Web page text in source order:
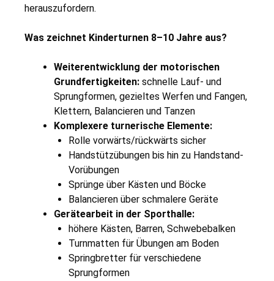
herauszufordern.
Was zeichnet Kinderturnen 8–10 Jahre aus?
Weiterentwicklung der motorischen
Grundfertigkeiten: schnelle Lauf- und
Sprungformen, gezieltes Werfen und Fangen,
Klettern, Balancieren und Tanzen
Komplexere turnerische Elemente:
Rolle vorwärts/rückwärts sicher
Handstützübungen bis hin zu Handstand-
Vorübungen
Sprünge über Kästen und Böcke
Balancieren über schmalere Geräte
Gerätearbeit in der Sporthalle:
höhere Kästen, Barren, Schwebebalken
Turnmatten für Übungen am Boden
Springbretter für verschiedene
Sprungformen